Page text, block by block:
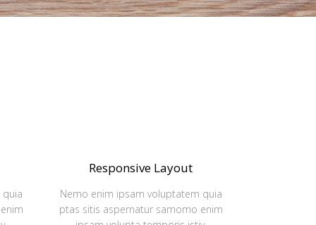
Responsive Layout
Nemo enim ipsam voluptatem quia
ptas sitis aspernatur samomo enim